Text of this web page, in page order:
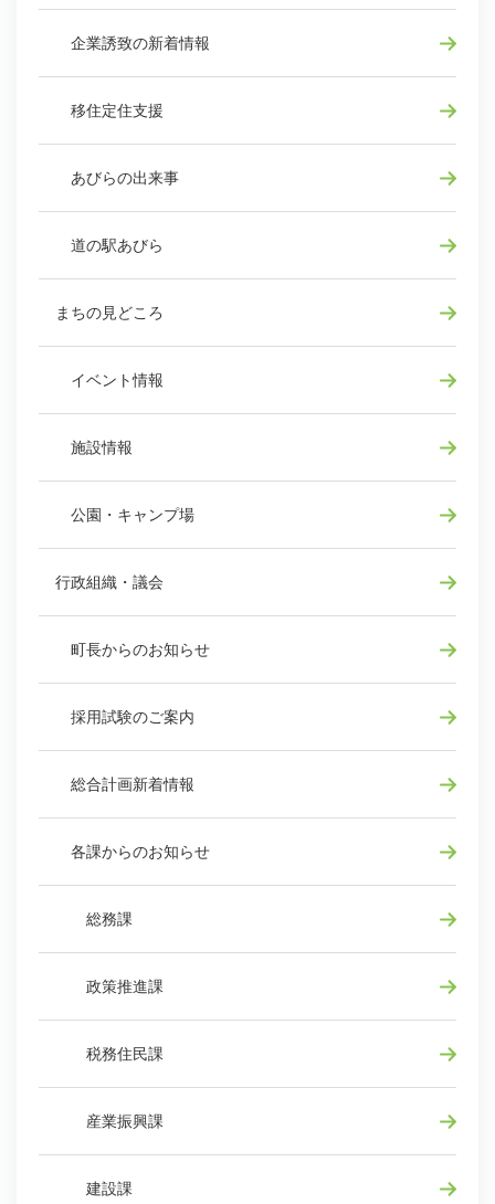
企業誘致の新着情報
移住定住支援
あびらの出来事
道の駅あびら
まちの見どころ
イベント情報
施設情報
公園・キャンプ場
行政組織・議会
町長からのお知らせ
採用試験のご案内
総合計画新着情報
各課からのお知らせ
総務課
政策推進課
税務住民課
産業振興課
建設課